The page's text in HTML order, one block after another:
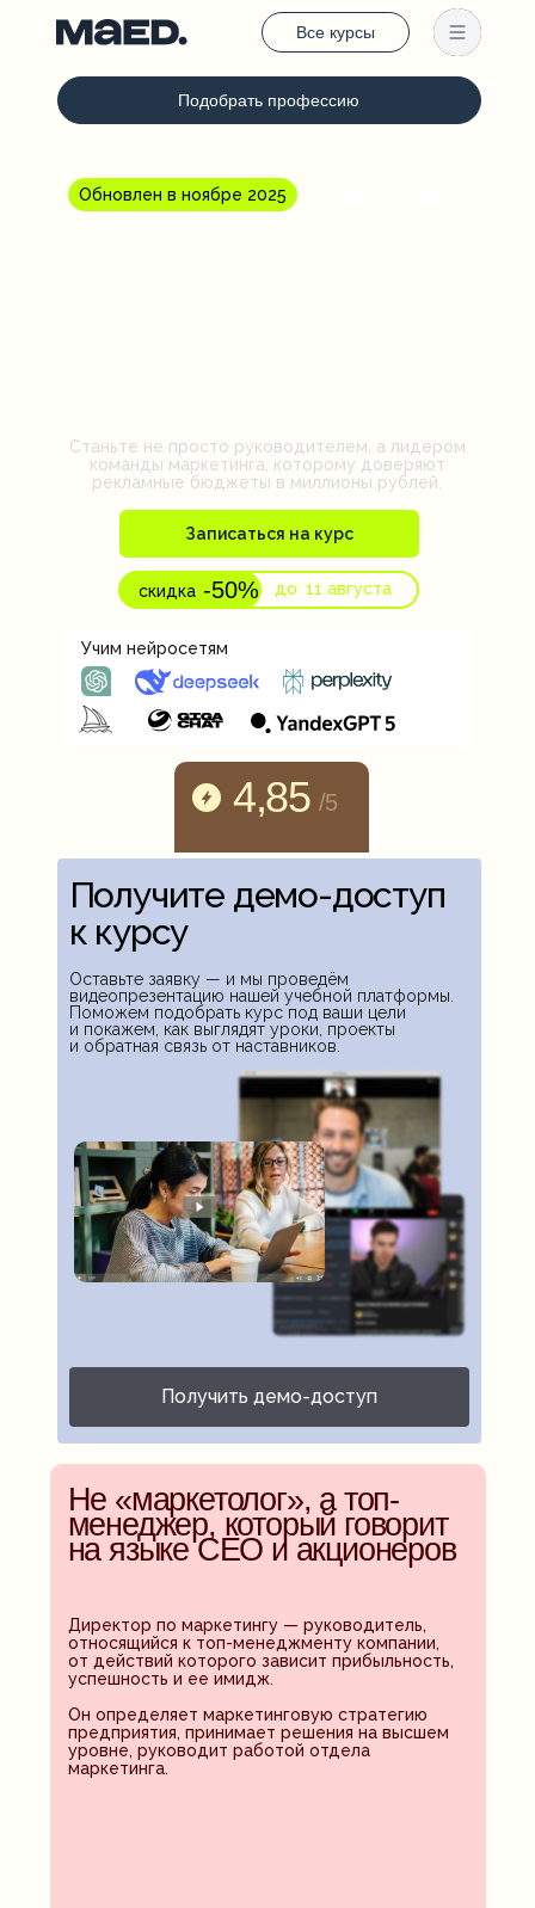
Все курсы
Подобрать профессию
скидка -50% 11 августа
до
Учим нейросетям
Станьте не просто руководителем, а лидером
команды маркетинга, которому доверяют
рекламные бюджеты в миллионы рублей.
Записаться на курс
Обновлен в ноябре 2025
на «Отзовике»
и TutorTop
4,85 /5
Получите демо-доступ
к курсу
Получить демо-доступ
Оставьте заявку — и мы проведём
видеопрезентацию нашей учебной платформы.
Поможем подобрать курс под ваши цели
и покажем, как выглядят уроки, проекты
и обратная связь от наставников.
Не «маркетолог», а топ-
менеджер, который говорит
на языке CEO и акционеров
Директор по маркетингу — руководитель,
относящийся к топ-менеджменту компании,
от действий которого зависит прибыльность,
успешность и ее имидж.
Он определяет маркетинговую стратегию
предприятия, принимает решения на высшем
уровне, руководит работой отдела
маркетинга.